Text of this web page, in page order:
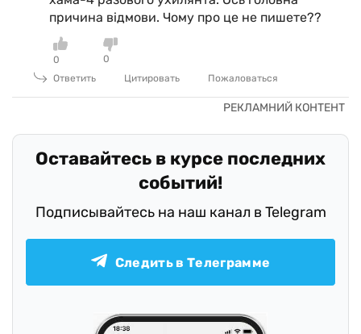
причина відмови. Чому про це не пишете??
0
0
Ответить
Цитировать Пожаловаться
Оставайтесь в курсе последних
событий!
Подписывайтесь на наш канал в Telegram
Следить в Телеграмме